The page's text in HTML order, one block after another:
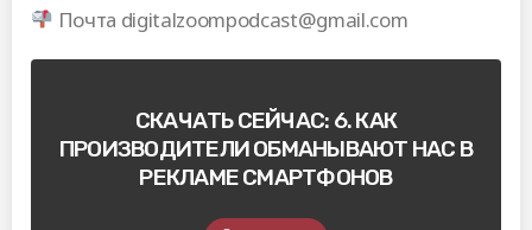
Почта digitalzoompodcast@gmail.com
СКАЧАТЬ СЕЙЧАС: 6. КАК
ПРОИЗВОДИТЕЛИ ОБМАНЫВАЮТ НАС В
РЕКЛАМЕ СМАРТФОНОВ